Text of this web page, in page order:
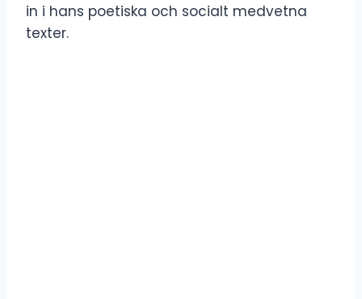
in i hans poetiska och socialt medvetna
texter.